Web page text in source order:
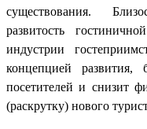
существования.
развитость
индустрии
концепцией развития,
посетителей и снизит
(раскрутку) нового